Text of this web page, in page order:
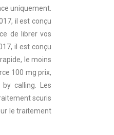
uniquement.
il est conçu
de librer vos
il est conçu
le moins
100 mg prix,
calling. Les
scuris
le traitement